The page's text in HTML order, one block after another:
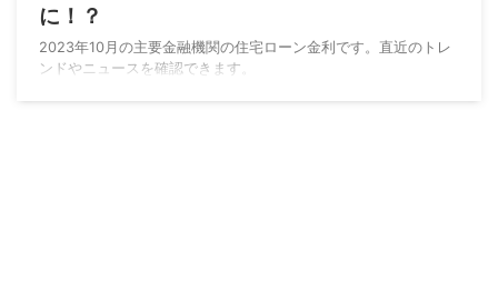
に！？
2023年10月の主要金融機関の住宅ローン金利です。直近のトレ
ンドやニュースを確認できます。